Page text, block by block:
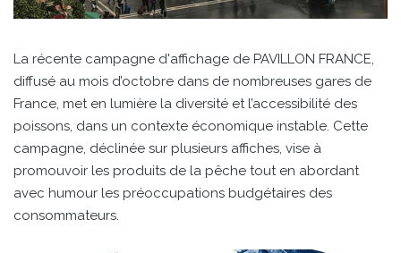
La récente campagne d'affichage de PAVILLON FRANCE,
diffusé au mois d’octobre dans de nombreuses gares de
France, met en lumière la diversité et l’accessibilité des
poissons, dans un contexte économique instable. Cette
campagne, déclinée sur plusieurs affiches, vise à
promouvoir les produits de la pêche tout en abordant
avec humour les préoccupations budgétaires des
consommateurs.